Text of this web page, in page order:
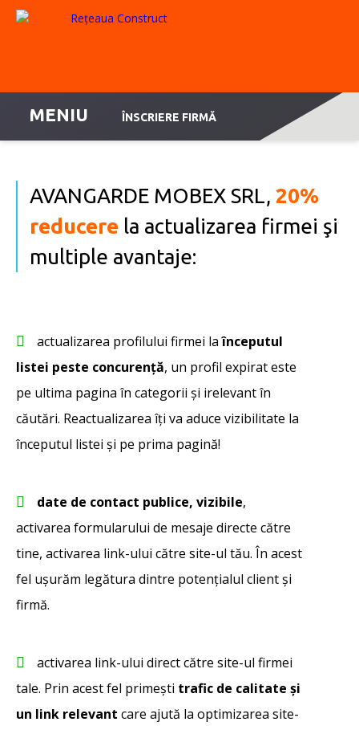
MENIU ÎNSCRIERE FIRMĂ
AVANGARDE MOBEX SRL, 20%
reducere la actualizarea firmei şi
multiple avantaje:
actualizarea profilului firmei laînceputul
listei peste concurență, un profil expirat este
pe ultima pagina în categorii și irelevant în
căutări. Reactualizarea îți va aduce vizibilitate la
începutul listei și pe prima pagină!
date de contact publice, vizibile,
activarea formularului de mesaje directe către
tine, activarea link-ului către site-ul tău. În acest
fel ușurăm legătura dintre potențialul client și
firmă.
activarea link-ului direct către site-ul firmei
tale. Prin acest fel primești trafic de calitate și
un link relevant care ajută la optimizarea site-